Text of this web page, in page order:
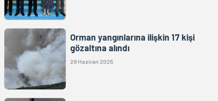
Orman yangınlarına ilişkin 17 kişi
gözaltına alındı
29 Haziran 2025